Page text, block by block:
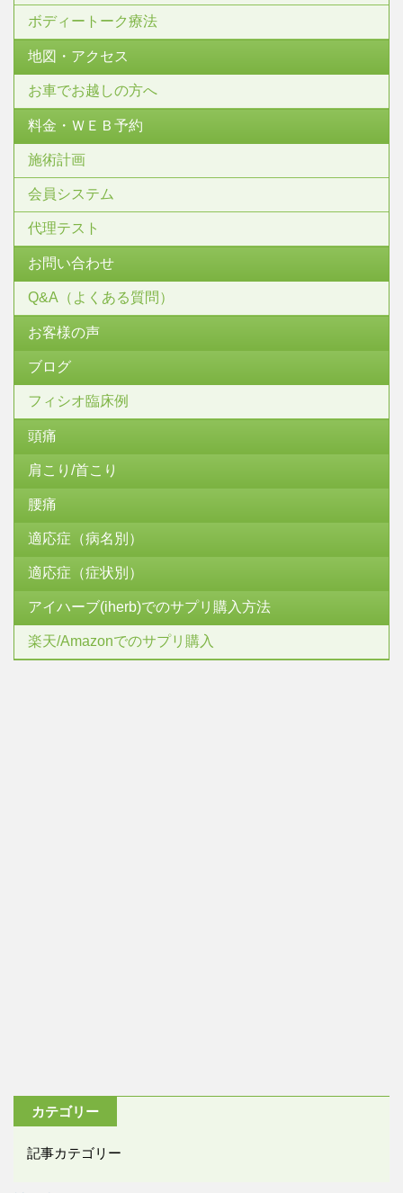
ボディートーク療法
地図・アクセス
お車でお越しの方へ
料金・ＷＥＢ予約
施術計画
会員システム
代理テスト
お問い合わせ
Q&A（よくある質問）
お客様の声
ブログ
フィシオ臨床例
頭痛
肩こり/首こり
腰痛
適応症（病名別）
適応症（症状別）
アイハーブ(iherb)でのサプリ購入方法
楽天/Amazonでのサプリ購入
カテゴリー
記事カテゴリー